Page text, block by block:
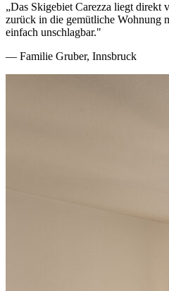
„Das Skigebiet Carezza liegt direkt
zurück in die gemütliche Wohnung
einfach unschlagbar."
— Familie Gruber, Innsbruck